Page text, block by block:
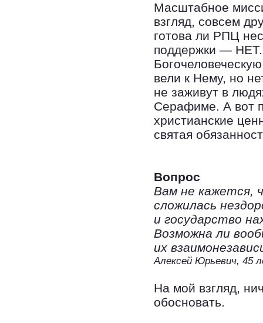
Масштабное
взгляд, совсем
готова ли РПЦ
поддержки — НЕТ.
вели к Нему, но
не заживут в
Серафиме. А вот
христианские
святая
Вопрос
Вам не кажется,
сложилась
и государство
Возможна ли
их
Алексей Юрьевич, 45
На мой взгляд,
обосновать.